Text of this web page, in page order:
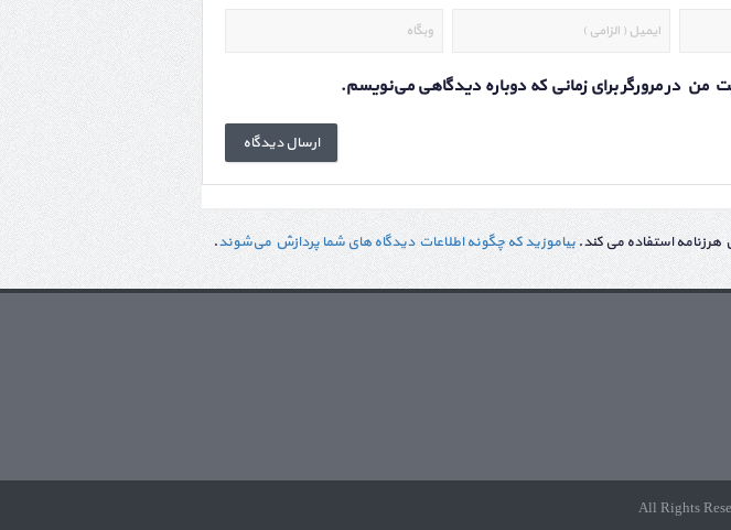
من در مرورگر برای زمانی که دوباره دیدگاهی می‌نویسم.
استفاده می کند.بیاموزید که چگونه اطلاعات دیدگاه های شما پردازش می‌شوند.
All Rights